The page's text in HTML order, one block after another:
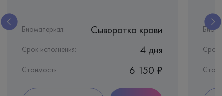
Биоматериал: Сыворотка крови
Срок исполнения: 4 дня
Стоимость 6 150 ₽
Срок